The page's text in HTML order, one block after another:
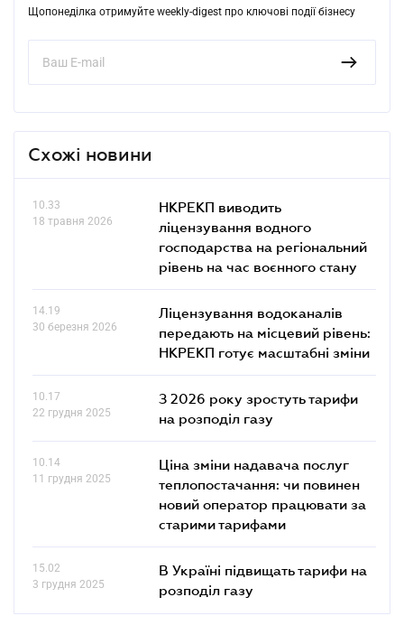
Щопонеділка отримуйте weekly-digest про ключові події бізнесу
Схожі новини
10.33
18 травня 2026
НКРЕКП виводить
ліцензування водного
господарства на регіональний
рівень на час воєнного стану
14.19
30 березня 2026
Ліцензування водоканалів
передають на місцевий рівень:
НКРЕКП готує масштабні зміни
10.17
22 грудня 2025
З 2026 року зростуть тарифи
на розподіл газу
10.14
11 грудня 2025
Ціна зміни надавача послуг
теплопостачання: чи повинен
новий оператор працювати за
старими тарифами
15.02
3 грудня 2025
В Україні підвищать тарифи на
розподіл газу